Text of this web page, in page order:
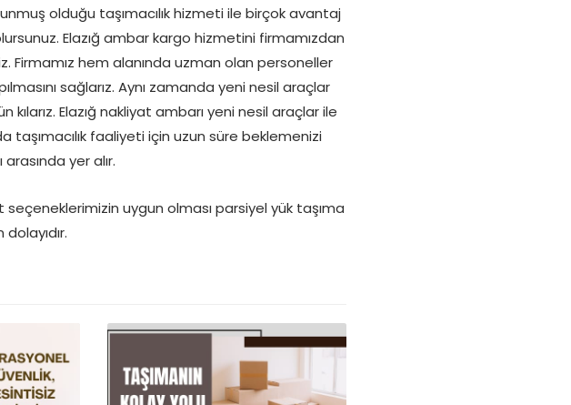
olduğu taşımacılık hizmeti ile birçok avantaj
Elazığ ambar kargo hizmetini firmamızdan
Firmamız hem alanında uzman olan personeller
sağlarız. Aynı zamanda yeni nesil araçlar
kılarız. Elazığ nakliyat ambarı yeni nesil araçlar ile
faaliyeti için uzun süre beklemenizi
yer alır.
uygun olması parsiyel yük taşıma